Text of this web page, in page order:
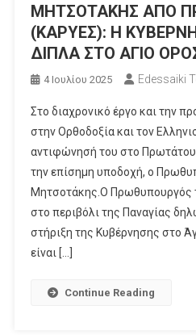
MHTΣΟΤΑΚΗΣ ΑΠΟ
(ΚΑΡΥΕΣ): Η
ΔΙΠΛΑ ΣΤΟ ΑΓΙΟ
4 Ιουλίου 2025 Edessaiki
Στο διαχρονικό έργο και την
στην Ορθοδοξία και τον
αντιφώνησή του στο
την επίσημη υποδοχή, ο
Μητσοτάκης.Ο Πρωθυπουργός
στο περιβόλι της Παναγίας
στήριξη της Κυβέρνησης στο
είναι […]
Continue Reading